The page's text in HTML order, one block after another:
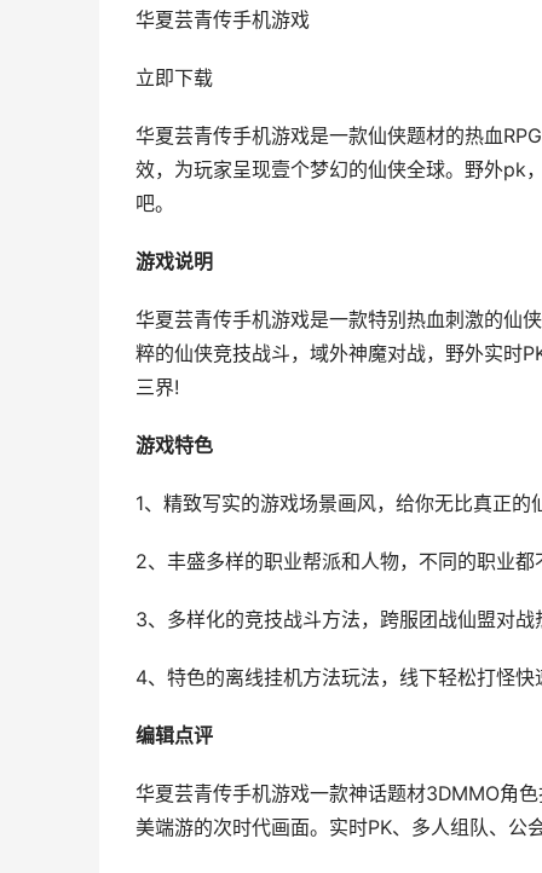
华夏芸青传手机游戏
立即下载
华夏芸青传手机游戏是一款仙侠题材的热血
效，为玩家呈现壹个梦幻的仙侠全球。野外pk
吧。
游戏说明
华夏芸青传手机游戏是一款特别热血刺激的仙
粹的仙侠竞技战斗，域外神魔对战，野外实时
三界!
游戏特色
1、精致写实的游戏场景画风，给你无比真正的
2、丰盛多样的职业帮派和人物，不同的职业都
3、多样化的竞技战斗方法，跨服团战仙盟对战
4、特色的离线挂机方法玩法，线下轻松打怪快
编辑点评
华夏芸青传手机游戏一款神话题材3DMMO角
美端游的次时代画面。实时PK、多人组队、